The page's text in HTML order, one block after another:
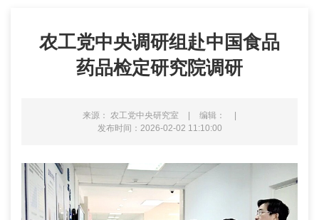
农工党中央调研组赴中国食品
药品检定研究院调研
来源： 农工党中央研究室 | 编辑：
|
发布时间：2026-02-02 11:10:00